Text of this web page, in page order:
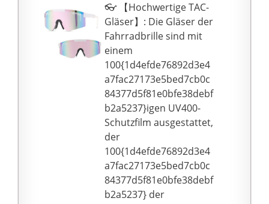
👓️ 【Hochwertige TAC-
Gläser】: Die Gläser der
Fahrradbrille sind mit
einem
100{1d4efde76892d3e4
a7fac27173e5bed7cb0c
84377d5f81e0bfe38debf
b2a5237}igen UV400-
Schutzfilm ausgestattet,
der
100{1d4efde76892d3e4
a7fac27173e5bed7cb0c
84377d5f81e0bfe38debf
b2a5237} der